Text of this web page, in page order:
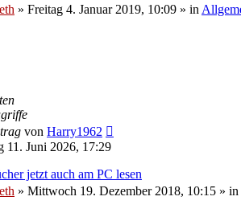
» Freitag 4. Januar 2019, 10:09 » in
von Harry1962
11. Juni 2026, 17:29
jetzt auch am PC lesen
» Mittwoch 19. Dezember 2018, 10:15 » in